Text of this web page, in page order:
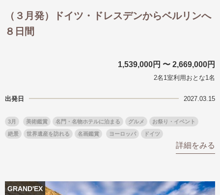
（３月発）ドイツ・ドレスデンからベルリンへ
８日間
1,539,000円 〜 2,669,000円
2名1室利用おとな1名
出発日 2027.03.15
3月 美術鑑賞 名門・名物ホテルに泊まる グルメ お祭り・イベント
絶景 世界遺産を訪れる 名画鑑賞 ヨーロッパ ドイツ
詳細をみる
GRAND'EX